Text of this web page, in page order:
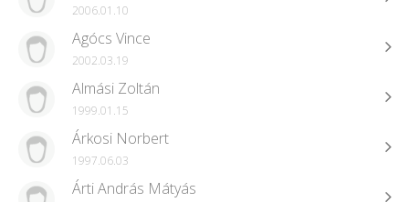
2006.01.10
Agócs Vince
2002.03.19
Almási Zoltán
1999.01.15
Árkosi Norbert
1997.06.03
Árti András Mátyás